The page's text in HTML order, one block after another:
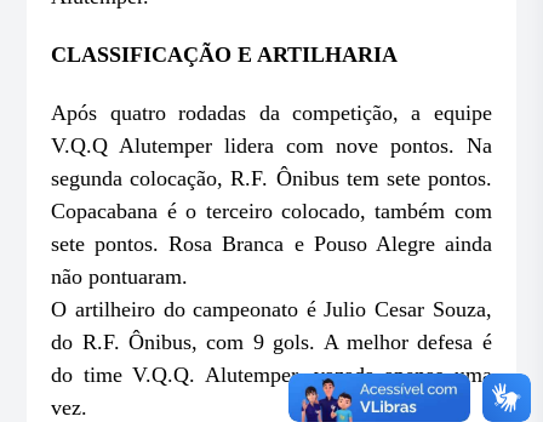
CLASSIFICAÇÃO E ARTILHARIA
Após quatro rodadas da competição, a equipe
V.Q.Q Alutemper lidera com nove pontos. Na
segunda colocação, R.F. Ônibus tem sete pontos.
Copacabana é o terceiro colocado, também com
sete pontos. Rosa Branca e Pouso Alegre ainda
não pontuaram.
O artilheiro do campeonato é Julio Cesar Souza,
do R.F. Ônibus, com 9 gols. A melhor defesa é
do time V.Q.Q. Alutemper, vazada apenas uma
vez.